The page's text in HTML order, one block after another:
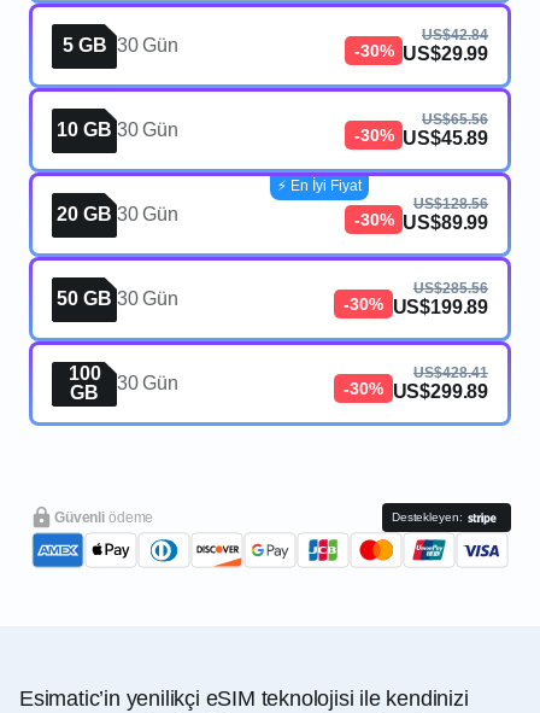
5 GB 30 Gün -30%
US$42.84
US$29.99
10 GB 30 Gün -30%
US$65.56
US$45.89
20 GB 30 Gün -30%
US$128.56
US$89.99
⚡️ En İyi Fiyat
50 GB 30 Gün -30%
US$285.56
US$199.89
100
GB
30 Gün -30%
US$428.41
US$299.89
Güvenli ödeme Destekleyen:
Esimatic’in yenilikçi eSIM teknolojisi ile kendinizi